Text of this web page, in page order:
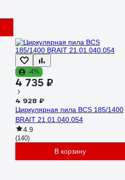
-4%
4 735 ₽
4 928 ₽
Циркулярная пила BCS 185/1400
BRAIT 21.01.040.054
4.9
(140)
В корзину